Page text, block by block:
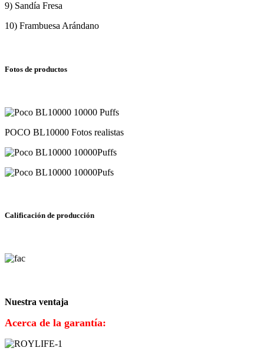
9) Sandía Fresa
10) Frambuesa Arándano
Fotos de productos
POCO BL10000 Fotos realistas
Calificación de producción
Nuestra ventaja
Acerca de la garantía: